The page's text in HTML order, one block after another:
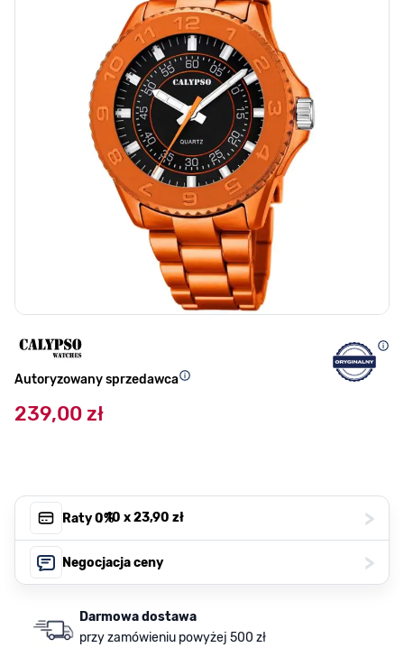
Autoryzowany sprzedawca
239,00 zł
Raty 0%, 10 x23,90 zł >
Negocjacja ceny >
Darmowa dostawa
przy zamówieniu powyżej 500 zł